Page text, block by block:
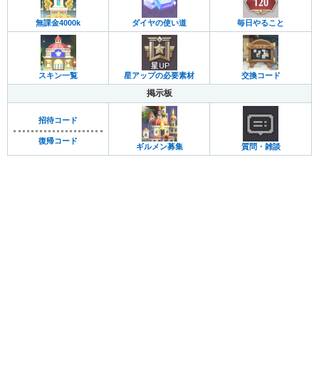
無課金4000k ダイヤの使い道 毎日やること
スキン一覧 星アップの必要素材 交換コード
掲示板
招待コード
復帰コード
ギルメン募集 質問・雑談